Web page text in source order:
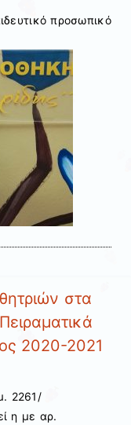
προσωπικό
στα
2020-2021
2261/
η με αρ.